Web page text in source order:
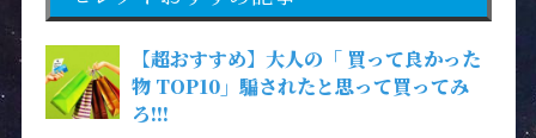
【超おすすめ】大人の「 買って良かった
物 TOP10」騙されたと思って買ってみ
ろ!!!